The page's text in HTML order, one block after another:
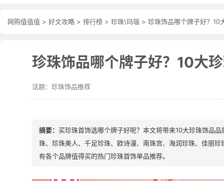
网购值值值 > 好文攻略 > 排行榜 > 珍珠\玛瑙 > 珍珠饰品哪个牌子好？10
珍珠饰品哪个牌子好？10大
珍珠饰品推荐
买珍珠首饰选哪个牌子好呢？本文将带来10大珍珠饰品
珠、珍珠美人、千足珍珠、欧诗漫、南珠宫、海润珍珠、佳丽
有各个品牌值得买的热门珍珠首饰单品推荐。